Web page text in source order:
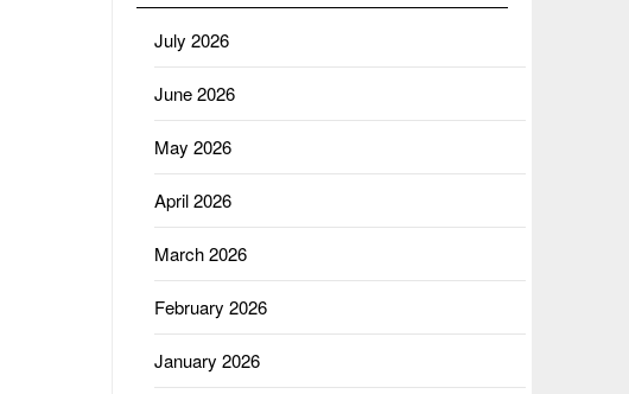
July 2026
June 2026
May 2026
April 2026
March 2026
February 2026
January 2026